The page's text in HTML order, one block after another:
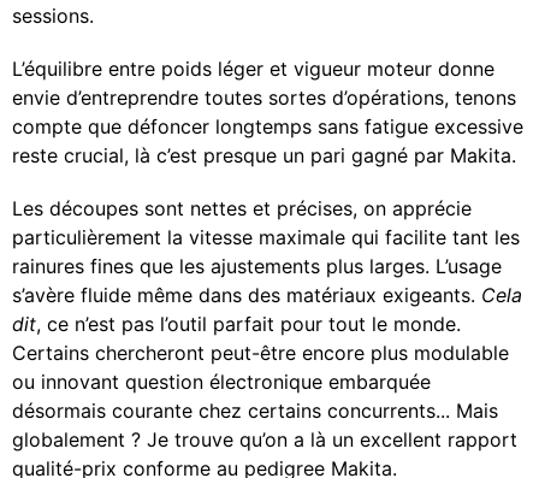
sessions.
L’équilibre entre poids léger et vigueur moteur donne
envie d’entreprendre toutes sortes d’opérations, tenons
compte que défoncer longtemps sans fatigue excessive
reste crucial, là c’est presque un pari gagné par Makita.
Les découpes sont nettes et précises, on apprécie
particulièrement la vitesse maximale qui facilite tant les
rainures fines que les ajustements plus larges. L’usage
s’avère fluide même dans des matériaux exigeants. Cela
dit, ce n’est pas l’outil parfait pour tout le monde.
Certains chercheront peut-être encore plus modulable
ou innovant question électronique embarquée
désormais courante chez certains concurrents... Mais
globalement ? Je trouve qu’on a là un excellent rapport
qualité-prix conforme au pedigree Makita.